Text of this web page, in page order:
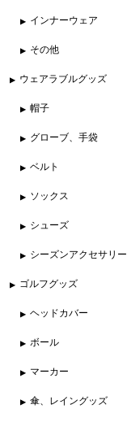
インナーウェア
その他
ウェアラブルグッズ
帽子
グローブ、手袋
ベルト
ソックス
シューズ
シーズンアクセサリー
ゴルフグッズ
ヘッドカバー
ボール
マーカー
傘、レイングッズ